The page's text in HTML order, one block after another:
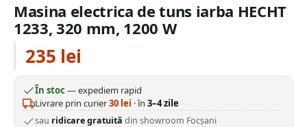
Masina electrica de tuns iarba HECHT
1233, 320 mm, 1200 W
235 lei
În stoc — expediem rapid
Livrare prin curier30 lei · în 3–4 zile
sau ridicare gratuită din showroom Focșani